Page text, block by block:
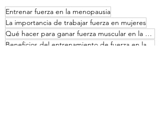
Entrenar fuerza en la menopausia
La importancia de trabajar fuerza en mujeres
Qué hacer para ganar fuerza muscular en la menopausia